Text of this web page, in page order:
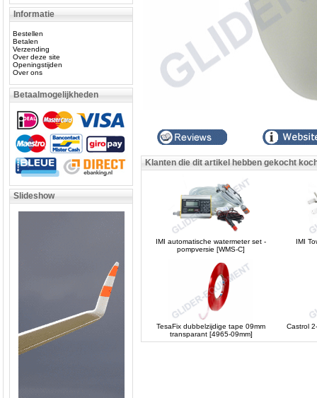
Informatie
Bestellen
Betalen
Verzending
Over deze site
Openingstijden
Over ons
Betaalmogelijkheden
Slideshow
Klanten die dit artikel hebben gekocht
IMI automatische watermeter set -
pompversie [WMS-C]
IMI
TesaFix dubbelzijdige tape 09mm
transparant [4965-09mm]
Castrol